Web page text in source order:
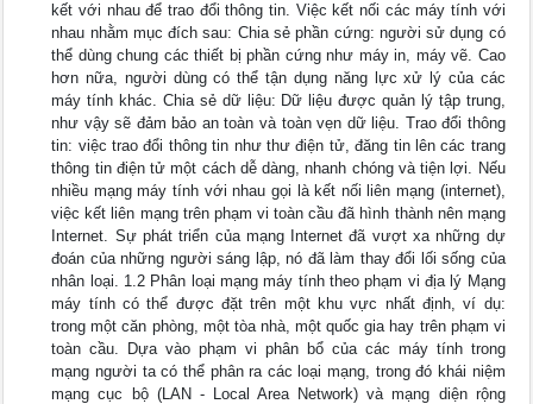
kết với nhau để trao đổi thông tin. Việc kết nối các máy tính với
nhau nhằm mục đích sau: Chia sẻ phần cứng: người sử dụng có
thể dùng chung các thiết bị phần cứng như máy in, máy vẽ. Cao
hơn nữa, người dùng có thể tận dụng năng lực xử lý của các
máy tính khác. Chia sẻ dữ liệu: Dữ liệu được quản lý tập trung,
như vậy sẽ đảm bảo an toàn và toàn vẹn dữ liệu. Trao đổi thông
tin: việc trao đổi thông tin như thư điện tử, đăng tin lên các trang
thông tin điện tử một cách dễ dàng, nhanh chóng và tiện lợi. Nếu
nhiều mạng máy tính với nhau gọi là kết nối liên mạng (internet),
việc kết liên mạng trên phạm vi toàn cầu đã hình thành nên mạng
Internet. Sự phát triển của mạng Internet đã vượt xa những dự
đoán của những người sáng lập, nó đã làm thay đổi lối sống của
nhân loại. 1.2 Phân loại mạng máy tính theo phạm vi địa lý Mạng
máy tính có thể được đặt trên một khu vực nhất định, ví dụ:
trong một căn phòng, một tòa nhà, một quốc gia hay trên phạm vi
toàn cầu. Dựa vào phạm vi phân bổ của các máy tính trong
mạng người ta có thể phân ra các loại mạng, trong đó khái niệm
mạng cục bộ (LAN - Local Area Network) và mạng diện rộng